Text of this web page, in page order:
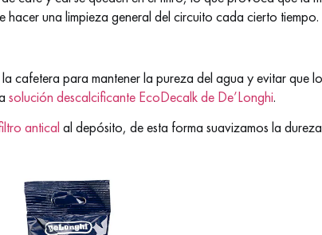
hacer una limpieza general del circuito cada cierto tiempo.
cafetera para mantener la pureza del agua y evitar que
solución descalcificante EcoDecalk de De’Longhi.
antical al depósito, de esta forma suavizamos la